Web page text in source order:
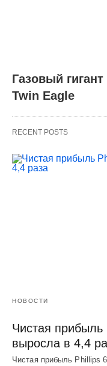
Газовый
Twin Eagle
RECENT POSTS
НОВОСТИ
Чистая прибыль
выросла в 4,4
Чистая прибыль Phillips